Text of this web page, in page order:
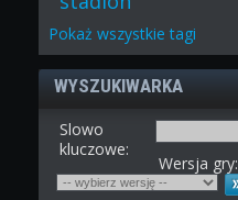
Pokażwszystkie tagi
WYSZUKIWARKA
Slowo
kluczowe:
Wersja gry: